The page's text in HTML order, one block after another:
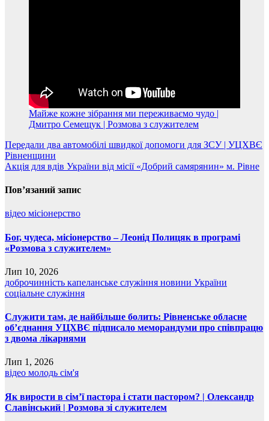
Майже кожне зібрання ми переживаємо чудо |
Дмитро Семещук | Розмова з служителем
Навігація
записів
Передали два автомобілі швидкої допомоги для ЗСУ | УЦХВЄ
Рівненщини
Акція для вдів України від місії «Добрий самярянин» м. Рівне
Пов’язаний запис
відео місіонерство
Бог, чудеса, місіонерство – Леонід Полицяк в програмі
«Розмова з служителем»
Лип 10, 2026
доброчинність капеланське служіння новини України
соціальне служіння
Служити там, де найбільше болить: Рівненське обласне
об’єднання УЦХВЄ підписало меморандуми про співпрацю
з двома лікарнями
Лип 1, 2026
відео молодь сім'я
Як вирости в сім’ї пастора і стати пастором? | Олександр
Славінський | Розмова зі служителем